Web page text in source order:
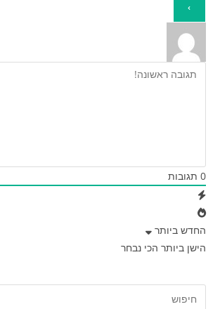
0 תגובות
החדש ביותר
הישן ביותר הכי נבחר